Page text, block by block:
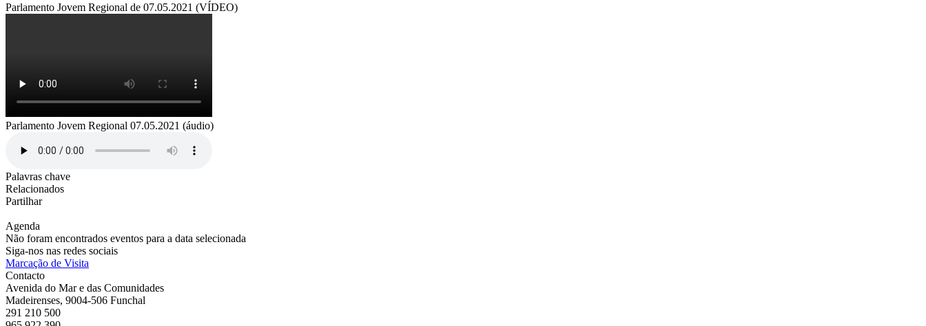
Parlamento Jovem Regional de 07.05.2021 (VÍDEO)
Parlamento Jovem Regional 07.05.2021 (áudio)
Palavras chave
Relacionados
Partilhar
Agenda
Não foram encontrados eventos para a data selecionada
Siga-nos nas redes sociais
Marcação de Visita
Contacto
Avenida do Mar e das Comunidades
Madeirenses, 9004-506 Funchal
291 210 500